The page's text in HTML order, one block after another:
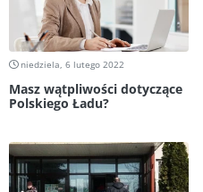
niedziela, 6 lutego 2022
Masz wątpliwości dotyczące
Polskiego Ładu?